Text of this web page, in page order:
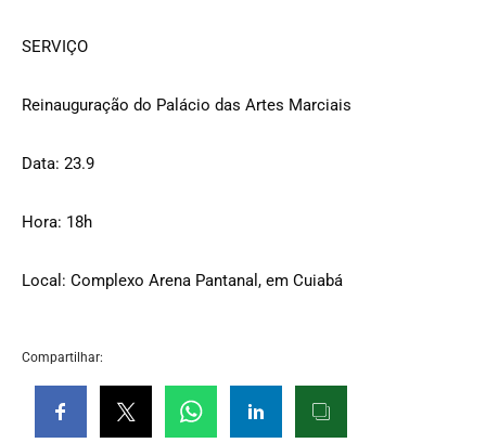
SERVIÇO
Reinauguração do Palácio das Artes Marciais
Data: 23.9
Hora: 18h
Local: Complexo Arena Pantanal, em Cuiabá
Compartilhar: